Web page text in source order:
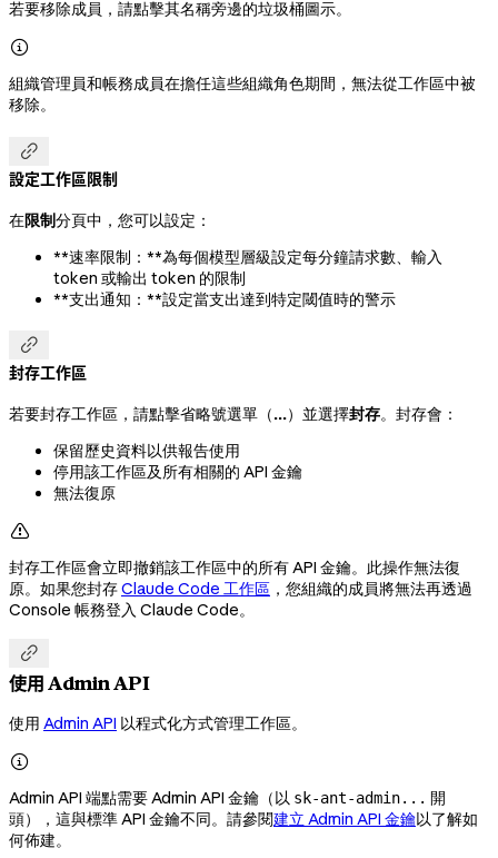
若要移除成員，請點擊其名稱旁邊的垃圾桶圖示。

組織管理員和帳務成員在擔任這些組織角色期間，無法從工作區中被
移除。

設定工作區限制
在限制分頁中，您可以設定：
**速率限制：**為每個模型層級設定每分鐘請求數、輸入
token 或輸出 token 的限制
**支出通知：**設定當支出達到特定閾值時的警示

封存工作區
若要封存工作區，請點擊省略號選單（...）並選擇封存。封存會：
保留歷史資料以供報告使用
停用該工作區及所有相關的 API 金鑰
無法復原

封存工作區會立即撤銷該工作區中的所有 API 金鑰。此操作無法復
原。如果您封存Claude Code 工作區 ，您組織的成員將無法再透過
Console 帳務登入 Claude Code。

使用 Admin API
使用 Admin API 以程式化方式管理工作區。

Admin API 端點需要 Admin API 金鑰（以 sk-ant-admin... 開
頭），這與標準 API 金鑰不同。請參閱建立 Admin API 金鑰以了解如
何佈建。